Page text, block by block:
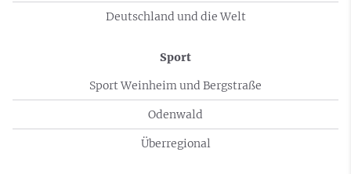
Deutschland und die Welt
Sport
Sport Weinheim und Bergstraße
Odenwald
Überregional